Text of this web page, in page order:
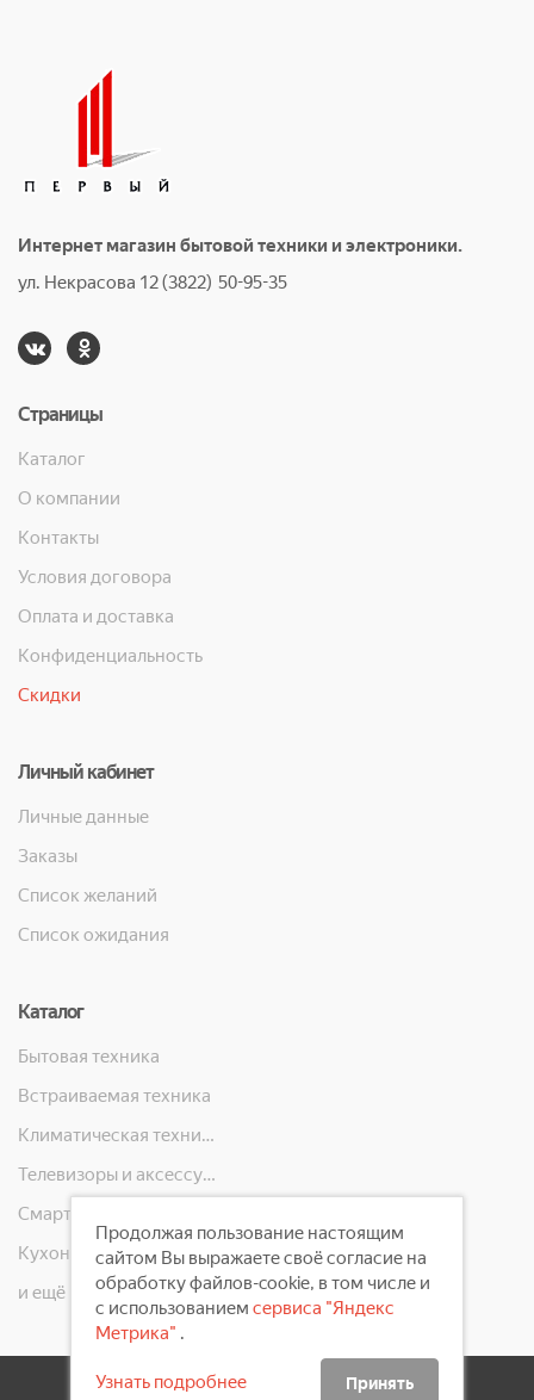
Интернет магазин бытовой техники и электроники.
ул. Некрасова 12 (3822) 50-95-35
Страницы
Каталог
О компании
Контакты
Условия договора
Оплата и доставка
Конфиденциальность
Скидки
Личный кабинет
Личные данные
Заказы
Список желаний
Список ожидания
Каталог
Бытовая техника
Встраиваемая техника
Климатическая техника
Телевизоры и аксессуары
Кухонная техника
и ещё 10 категорий
2008 - 2026 ©Первый Электронный Магазин
Продолжая пользование настоящим
сайтом Вы выражаете своё согласие на
обработку файлов-cookie, в том числе и
с использованием сервиса "Яндекс
Метрика" .
Узнать подробнее Принять